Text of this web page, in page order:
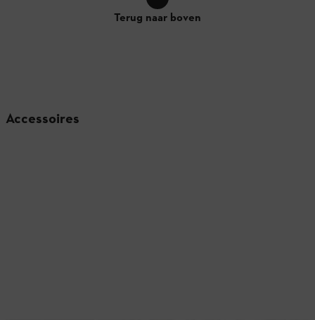
Terug naar boven
Accessoires